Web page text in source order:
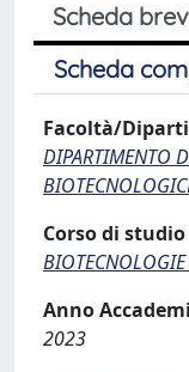
Scheda
Scheda
Facoltà/
DIPARTIMENTO
Corso di studio
BIOTECNOLOGIE
Anno
2023